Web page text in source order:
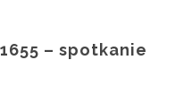
– spotkanie